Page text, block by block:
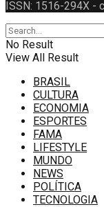
ISSN: 1516-294X -
No Result
View All Result
BRASIL
CULTURA
ECONOMIA
ESPORTES
FAMA
LIFESTYLE
MUNDO
NEWS
POLÍTICA
TECNOLOGIA